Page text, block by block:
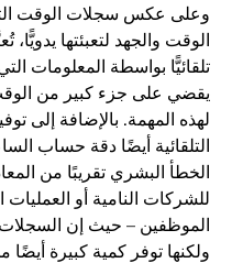
وعلى عكس سجلات الوقت
الوقت والجهد لتعبئتها
تلقائيًّا بواسطة المعلومات
يقضي على جزء كبير من
لهذه المهمة. بالإضافة إلى
التلقائية أيضًا دقة حساب
الخطأ البشري تقريبًا من
للشركات النامية أو
الموظفين – حيث إن السجلات
ولكنها توفر كمية كبيرة أيضًا